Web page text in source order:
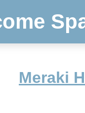
Meraki